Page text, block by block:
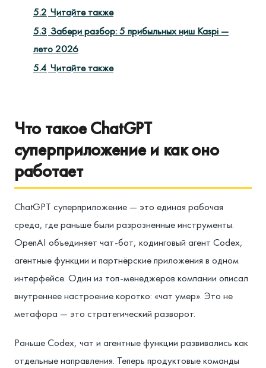
5.2 Читайте также
5.3 Забери разбор: 5 прибыльных ниш Kaspi —
лето 2026
5.4 Читайте также
Что такое ChatGPT
суперприложение и как оно
работает
ChatGPT суперприложение — это единая рабочая
среда, где раньше были разрозненные инструменты.
OpenAI объединяет чат-бот, кодинговый агент Codex,
агентные функции и партнёрские приложения в одном
интерфейсе. Один из топ-менеджеров компании описал
внутреннее настроение коротко: «чат умер». Это не
метафора — это стратегический разворот.
Раньше Codex, чат и агентные функции развивались как
отдельные направления. Теперь продуктовые команды